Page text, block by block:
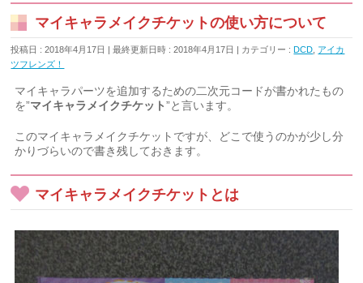
マイキャラメイクチケットの使い方について
投稿日 : 2018年4月17日 最終更新日時 : 2018年4月17日 カテゴリー :DCD アイカ
ツフレンズ！
マイキャラパーツを追加するための二次元コードが書かれたもの
を”マイキャラメイクチケット”と言います。
このマイキャラメイクチケットですが、どこで使うのかが少し分
かりづらいので書き残しておきます。
マイキャラメイクチケットとは